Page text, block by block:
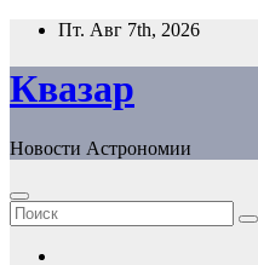
Перейти
содержанию
Пт. Авг 7th, 2026
Квазар
Новости Астрономии